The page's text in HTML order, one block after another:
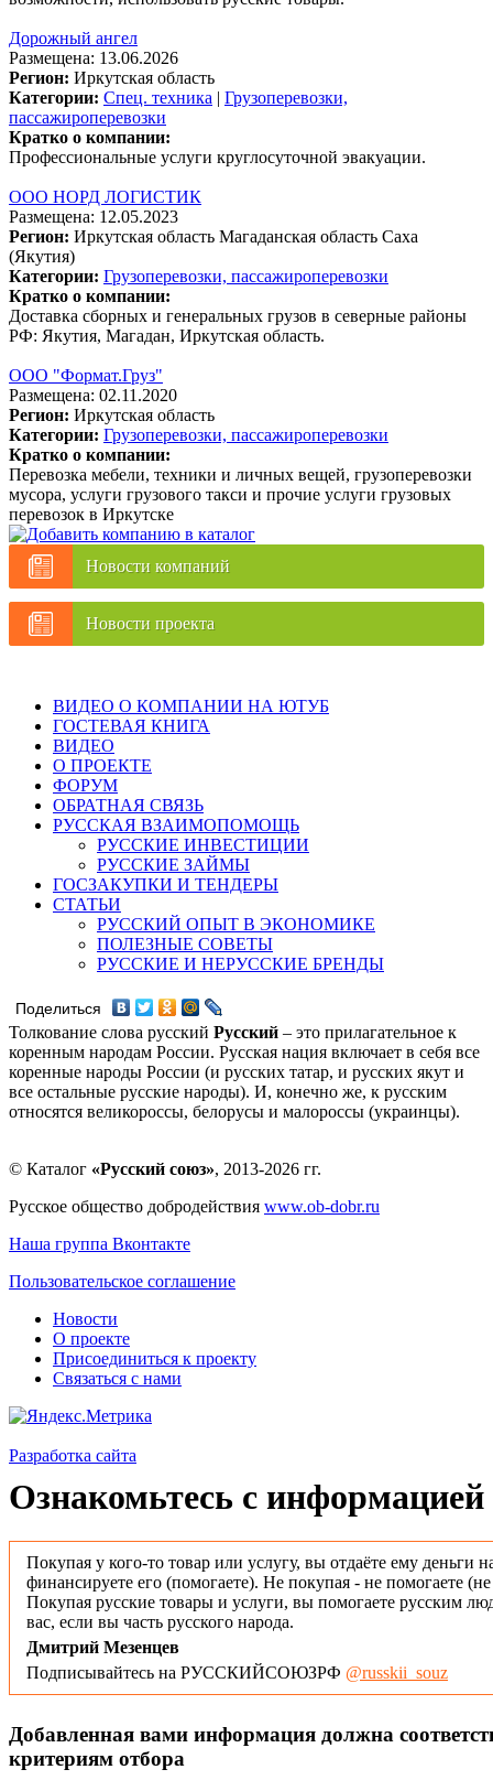
Дорожный ангел
Размещена: 13.06.2026
Регион: Иркутская область
Категории: Спец. техника | Грузоперевозки,
пассажироперевозки
Кратко о компании:
Профессиональные услуги круглосуточной эвакуации.
ООО НОРД ЛОГИСТИК
Размещена: 12.05.2023
Регион: Иркутская область Магаданская область Саха
(Якутия)
Категории: Грузоперевозки, пассажироперевозки
Кратко о компании:
Доставка сборных и генеральных грузов в северные районы
РФ: Якутия, Магадан, Иркутская область.
ООО "Формат.Груз"
Размещена: 02.11.2020
Регион: Иркутская область
Категории: Грузоперевозки, пассажироперевозки
Кратко о компании:
Перевозка мебели, техники и личных вещей, грузоперевозки
мусора, услуги грузового такси и прочие услуги грузовых
перевозок в Иркутске
Новости компаний
Новости проекта
ВИДЕО О КОМПАНИИ НА ЮТУБ
ГОСТЕВАЯ КНИГА
ВИДЕО
О ПРОЕКТЕ
ФОРУМ
ОБРАТНАЯ СВЯЗЬ
РУССКАЯ ВЗАИМОПОМОЩЬ
РУССКИЕ ИНВЕСТИЦИИ
РУССКИЕ ЗАЙМЫ
ГОСЗАКУПКИ И ТЕНДЕРЫ
СТАТЬИ
РУССКИЙ ОПЫТ В ЭКОНОМИКЕ
ПОЛЕЗНЫЕ СОВЕТЫ
РУССКИЕ И НЕРУССКИЕ БРЕНДЫ
Поделиться
Толкование слова русский Русский – это прилагательное к
коренным народам России. Русская нация включает в себя все
коренные народы России (и русских татар, и русских якут и
все остальные русские народы). И, конечно же, к русским
относятся великороссы, белорусы и малороссы (украинцы).
© Каталог «Русский союз», 2013-2026 гг.
Русское общество добродействия www.ob-dobr.ru
Наша группа Вконтакте
Пользовательское соглашение
Новости
О проекте
Присоединиться к проекту
Связаться с нами
Разработка сайта
Ознакомьтесь с информацией
Покупая у кого-то товар или услугу, вы отдаёте ему деньги
финансируете его (помогаете). Не покупая - не помогаете
Покупая русские товары и услуги, вы помогаете русским
вас, если вы часть русского народа.
Дмитрий Мезенцев
Подписывайтесь на РУССКИЙСОЮЗРФ @russkii_souz
Добавленная вами информация должна
критериям отбора